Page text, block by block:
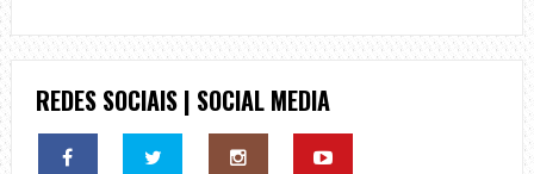
REDES SOCIAIS | SOCIAL MEDIA